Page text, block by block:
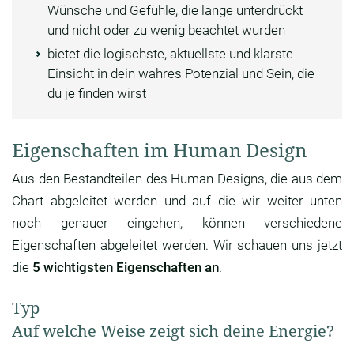
Wünsche und Gefühle, die lange unterdrückt
und nicht oder zu wenig beachtet wurden
bietet die logischste, aktuellste und klarste
Einsicht in dein wahres Potenzial und Sein, die
du je finden wirst
Eigenschaften im Human Design
Aus den Bestandteilen des Human Designs, die aus dem
Chart abgeleitet werden und auf die wir weiter unten
noch genauer eingehen, können verschiedene
Eigenschaften abgeleitet werden. Wir schauen uns jetzt
die 5 wichtigsten Eigenschaften an.
Typ
Auf welche Weise zeigt sich deine Energie?